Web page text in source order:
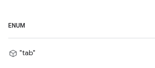
ENUM
"tab"